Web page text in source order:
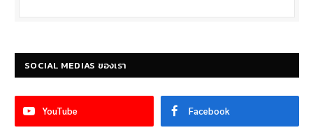
SOCIAL MEDIAS ของเรา
YouTube Facebook